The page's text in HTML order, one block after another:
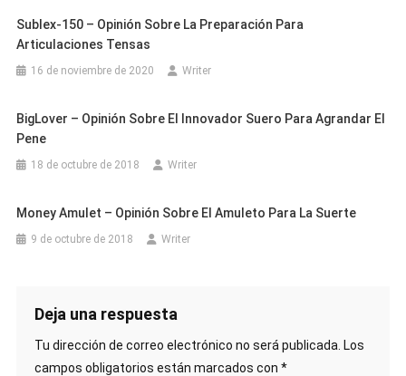
Sublex-150 – Opinión Sobre La Preparación Para
Articulaciones Tensas
16 de noviembre de 2020 Writer
BigLover – Opinión Sobre El Innovador Suero Para Agrandar El
Pene
18 de octubre de 2018 Writer
Money Amulet – Opinión Sobre El Amuleto Para La Suerte
9 de octubre de 2018 Writer
Deja una respuesta
Tu dirección de correo electrónico no será publicada. Los
campos obligatorios están marcados con *